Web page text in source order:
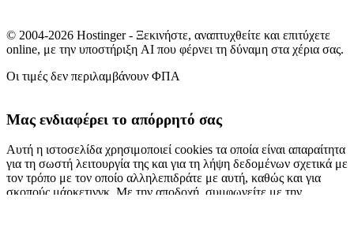
© 2004-2026 Hostinger - Ξεκινήστε, αναπτυχθείτε και επιτύχετε
online, με την υποστήριξη AI που φέρνει τη δύναμη στα χέρια σας.
Οι τιμές δεν περιλαμβάνουν ΦΠΑ
Μας ενδιαφέρει το απόρρητό σας
Αυτή η ιστοσελίδα χρησιμοποιεί cookies τα οποία είναι απαραίτητα
για τη σωστή λειτουργία της και για τη λήψη δεδομένων σχετικά με
τον τρόπο με τον οποίο αλληλεπιδράτε με αυτή, καθώς και για
σκοπούς μάρκετινγκ. Με την αποδοχή, συμφωνείτε με την